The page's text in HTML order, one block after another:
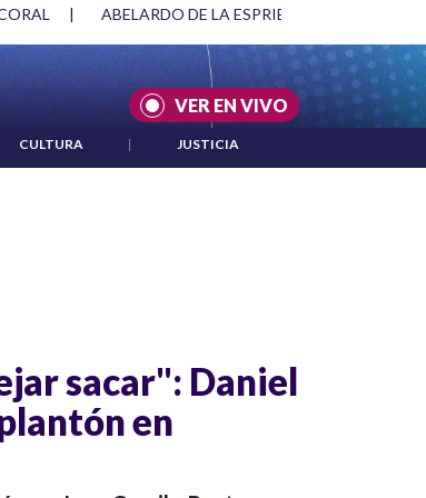
| ABELARDO DE LA ESPRIELLA Y DMG
VER EN VIVO
CULTURA | JUSTICIA
sacar": Daniel
en